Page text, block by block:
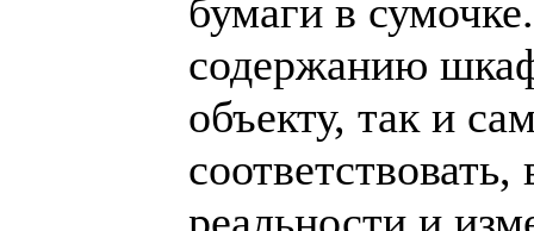
бумаги в
содержанию
объекту, так и
реальности и